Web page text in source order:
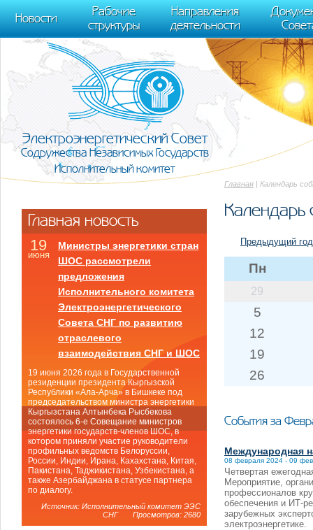
m[i].l=1*new Date(); for (var j = 0; j < document.scripts.length; j++) {if
[0],k.async=1,k.src=r,a.parentNode.insertBefore(k,a)}) (window,
trackLinks:true, accurateTrackBounce:true });
Новости
Рабочие
структуры
Направления
деятельности
Электроэнергетический Совет
Содружества Независимых Государств
Исполнительный комитет
Главная | Календарь
Календарь
Предыдущий год
Пн
29
5
12
19
26
События за
Международная
08 февраля 2024 - 09
Четвертая
Мероприятие,
профессионалов
обеспечения и ИТ-
зарубежных
электроэнергетике.
Главная новость
19
июня
Министры энергетики стран
ШОС рассмотрели
предложения
Исполнительного комитета
Электроэнергетического
Совета СНГ по развитию
отраслевого
взаимодействия СНГ и ШОС
19 июня 2026 года в Государственной
резиденции президента Кыргызской
Республики «Ала-Арча» в Бишкеке под
председательством министра энергетики
Кыргызстана Алтынбека Рысбекова
состоялось 6-е Совещание министров
энергетики государств-членов ШОС, в
котором приняли участие руководители
профильных ведомств Белоруссии,
России, Индии, Ирана, Кахахстана, Китая,
Пакистана, Таджикистана, Узбекистана, а
также Азербайджана в статусе партнера
по диалогу.
Источник: Исполнительный комитет ЭЭС
СНГ Просмотров: 2680